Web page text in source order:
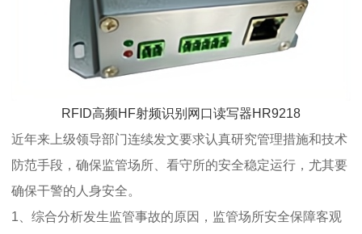
RFID高频HF射频识别网口读写器HR9218
近年来上级领导部门连续发文要求认真研究管理措施和技术
防范手段，确保监管场所、看守所的安全稳定运行，尤其要
确保干警的人身安全。
1、综合分析发生监管事故的原因，监管场所安全保障客观